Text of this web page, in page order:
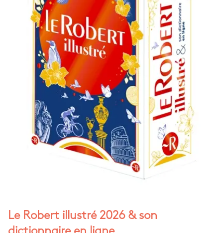
Le Robert illustré 2026 & son